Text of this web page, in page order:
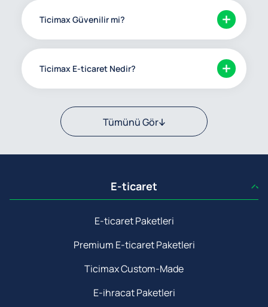
Ticimax Güvenilir mi?
Ticimax E-ticaret Nedir?
Tümünü Gör
E-ticaret
E-ticaret Paketleri
Premium E-ticaret Paketleri
Ticimax Custom-Made
E-ihracat Paketleri